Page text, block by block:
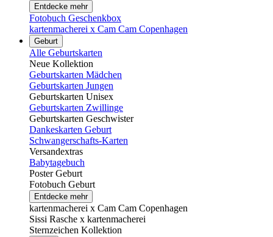
Entdecke mehr
Fotobuch Geschenkbox
kartenmacherei x Cam Cam Copenhagen
Geburt
Alle Geburtskarten
Neue Kollektion
Geburtskarten Mädchen
Geburtskarten Jungen
Geburtskarten Unisex
Geburtskarten Zwillinge
Geburtskarten Geschwister
Dankeskarten Geburt
Schwangerschafts-Karten
Versandextras
Babytagebuch
Poster Geburt
Fotobuch Geburt
Entdecke mehr
kartenmacherei x Cam Cam Copenhagen
Sissi Rasche x kartenmacherei
Sternzeichen Kollektion